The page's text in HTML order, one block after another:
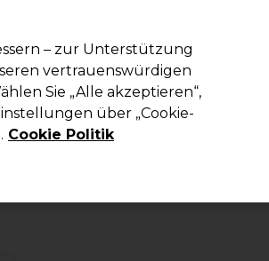
Herrenfriseur Inspiration Die Professional
– zur Unterstützung
vertrauenswürdigen
Sie „Alle akzeptieren“,
über „Cookie-
Cookie Politik